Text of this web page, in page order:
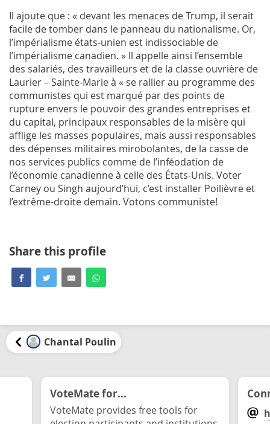
Il ajoute que : « devant les menaces de Trump, il serait
facile de tomber dans le panneau du nationalisme. Or,
l’impérialisme états-unien est indissociable de
l’impérialisme canadien. » Il appelle ainsi l’ensemble
des salariés, des travailleurs et de la classe ouvrière de
Laurier – Sainte-Marie à « se rallier au programme des
communistes qui est marqué par des points de
rupture envers le pouvoir des grandes entreprises et
du capital, principaux responsables de la misère qui
afflige les masses populaires, mais aussi responsables
des dépenses militaires mirobolantes, de la casse de
nos services publics comme de l’inféodation de
l’économie canadienne à celle des États-Unis. Voter
Carney ou Singh aujourd’hui, c’est installer Poilièvre et
l’extrême-droite demain. Votons communiste!
Share this profile
Chantal Poulin
VoteMate for...
VoteMate provides free tools for